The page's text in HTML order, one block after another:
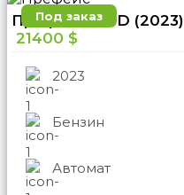
Под заказ
Префейс 2WD (2023)
21400 $
2023
Бензин
Автомат